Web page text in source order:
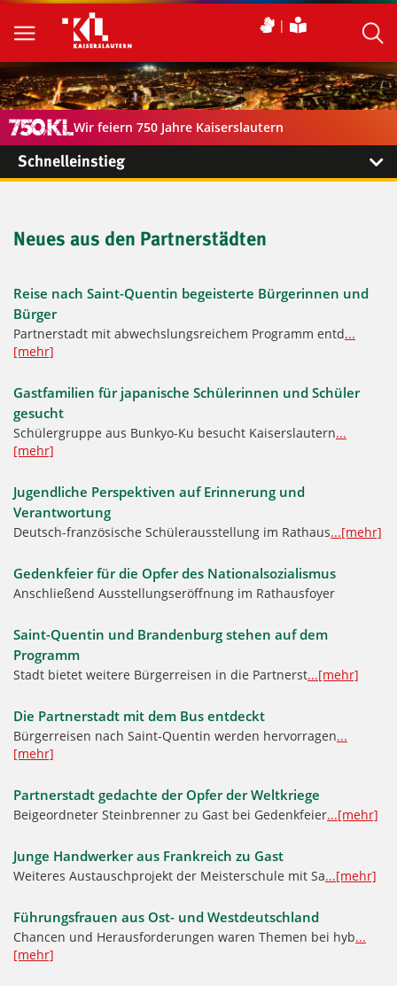
Wir feiern 750 Jahre Kaiserslautern
Schnelleinstieg
Neues aus den Partnerstädten
Reise nach Saint-Quentin begeisterte Bürgerinnen und
Bürger
Partnerstadt mit abwechslungsreichem Programm entd...
[mehr]
Gastfamilien für japanische Schülerinnen und Schüler
gesucht
Schülergruppe aus Bunkyo-Ku besucht Kaiserslautern...
[mehr]
Jugendliche Perspektiven auf Erinnerung und
Verantwortung
Deutsch-französische Schülerausstellung im Rathaus...[mehr]
Gedenkfeier für die Opfer des Nationalsozialismus
Anschließend Ausstellungseröffnung im Rathausfoyer
Saint-Quentin und Brandenburg stehen auf dem
Programm
Stadt bietet weitere Bürgerreisen in die Partnerst...[mehr]
Die Partnerstadt mit dem Bus entdeckt
Bürgerreisen nach Saint-Quentin werden hervorragen...
[mehr]
Partnerstadt gedachte der Opfer der Weltkriege
Beigeordneter Steinbrenner zu Gast bei Gedenkfeier...[mehr]
Junge Handwerker aus Frankreich zu Gast
Weiteres Austauschprojekt der Meisterschule mit Sa...[mehr]
Führungsfrauen aus Ost- und Westdeutschland
Chancen und Herausforderungen waren Themen bei hyb...
[mehr]